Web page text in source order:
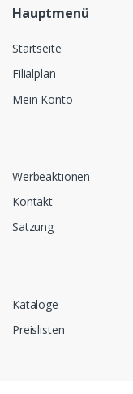
Hauptmenü
Startseite
Filialplan
Mein Konto
Werbeaktionen
Kontakt
Satzung
Kataloge
Preislisten